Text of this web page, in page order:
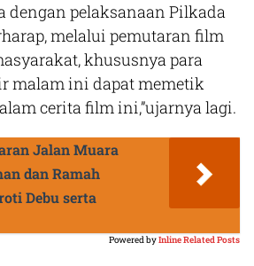
dengan pelaksanaan Pilkada
melalui pemutaran film
khususnya para
malam ini dapat memetik
cerita film ini,”ujarnya lagi.
Jalan Muara
dan Ramah
Debu serta
Powered byInline Related Posts